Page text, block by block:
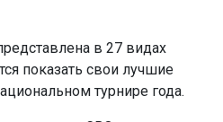
в 27 видах
показать свои лучшие
турнире года.